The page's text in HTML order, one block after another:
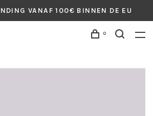
VANAF 100€ BINNEN DE EU
0